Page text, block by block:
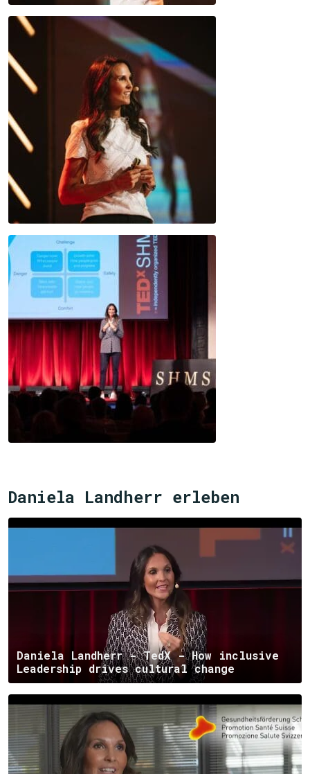
Daniela Landherr erleben
Daniela Landherr - TedX - How inclusive
Leadership drives cultural change